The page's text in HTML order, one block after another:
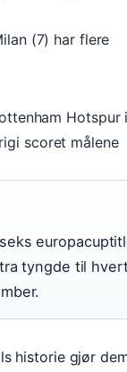
(7) har flere
scoret målene
tyngde til
historie gjør